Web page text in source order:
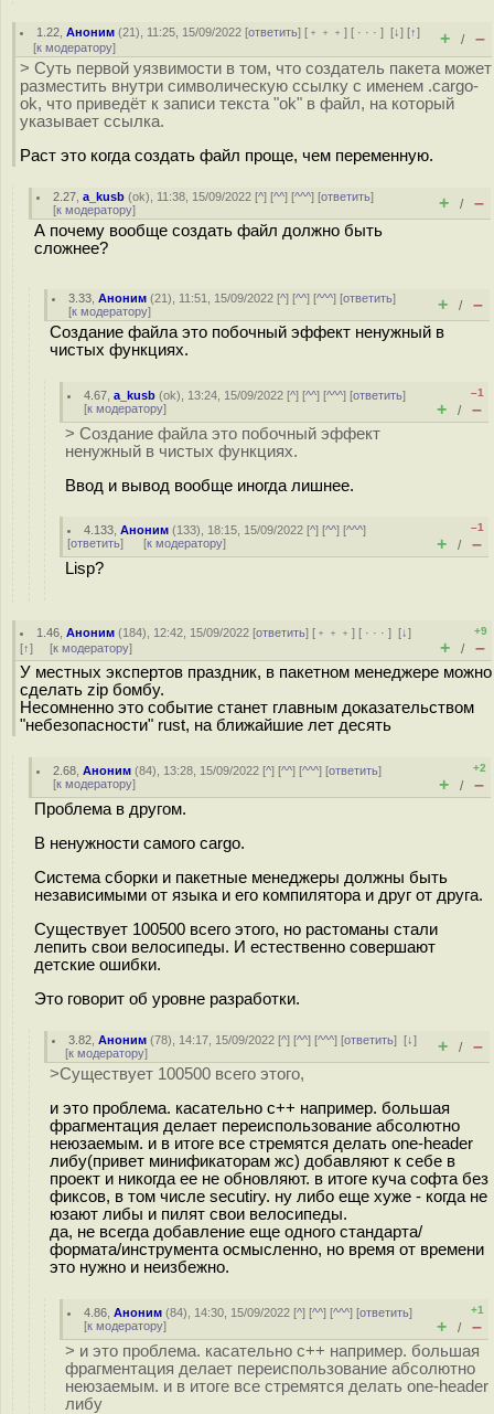
1.22 ,Аноним (21), 11:25, 15/09/2022 [ответить] [ ﹢﹢﹢] [ · · ·][↓] [↑]
[к модератору] + / –
> Суть первой уязвимости в том, что создатель пакета может
разместить внутри символическую ссылку с именем .cargo-
ok, что приведёт к записи текста "ok" в файл, на который
указывает ссылка.
Раст это когда создать файл проще, чем переменную.
2.27 ,a_kusb (ok), 11:38, 15/09/2022 [^] [^^] [^^^] [ответить]
[к модератору] + / –
А почему вообще создать файл должно быть
сложнее?
3.33 ,Аноним (21), 11:51, 15/09/2022 [^] [^^] [^^^] [ответить]
[к модератору] + / –
Создание файла это побочный эффект ненужный в
чистых функциях.
4.67 ,a_kusb (ok), 13:24, 15/09/2022 [^] [^^] [^^^] [ответить]
[к модератору]
–1
+ / –
> Создание файла это побочный эффект
ненужный в чистых функциях.
Ввод и вывод вообще иногда лишнее.
4.133 ,Аноним (133), 18:15, 15/09/2022 [^] [^^] [^^^]
[ответить] [к модератору]
–1
+ / –
Lisp?
1.46 ,Аноним (184), 12:42, 15/09/2022 [ответить] [ ﹢﹢﹢] [ · · ·][↓]
[↑] [к модератору]
+9
+ / –
У местных экспертов праздник, в пакетном менеджере можно
сделать zip бомбу.
Несомненно это событие станет главным доказательством
"небезопасности" rust, на ближайшие лет десять
2.68 ,Аноним (84), 13:28, 15/09/2022 [^] [^^] [^^^] [ответить]
[к модератору]
+2
+ / –
Проблема в другом.
В ненужности самого cargo.
Система сборки и пакетные менеджеры должны быть
независимыми от языка и его компилятора и друг от друга.
Существует 100500 всего этого, но растоманы стали
лепить свои велосипеды. И естественно совершают
детские ошибки.
Это говорит об уровне разработки.
3.82 ,Аноним (78), 14:17, 15/09/2022 [^] [^^] [^^^] [ответить][↓]
[к модератору] + / –
>Существует 100500 всего этого,
и это проблема. касательно с++ например. большая
фрагментация делает переиспользование абсолютно
неюзаемым. и в итоге все стремятся делать one-header
либу(привет минификаторам жс) добавляют к себе в
проект и никогда ее не обновляют. в итоге куча софта без
фиксов, в том числе secutiry. ну либо еще хуже - когда не
юзают либы и пилят свои велосипеды.
да, не всегда добавление еще одного стандарта/
формата/инструмента осмысленно, но время от времени
это нужно и неизбежно.
4.86 ,Аноним (84), 14:30, 15/09/2022 [^] [^^] [^^^] [ответить]
[к модератору]
+1
+ / –
> и это проблема. касательно с++ например. большая
фрагментация делает переиспользование абсолютно
неюзаемым. и в итоге все стремятся делать one-header
либу